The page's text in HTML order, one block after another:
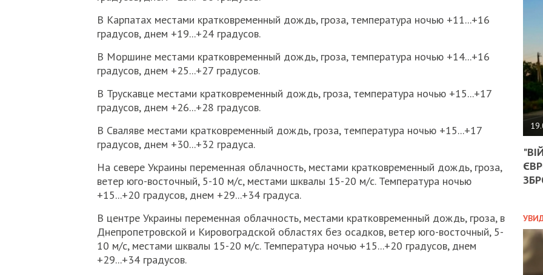
В Карпатах местами кратковременный дождь, гроза, температура ночью +11...+16
градусов, днем +19...+24 градусов.
В Моршине местами кратковременный дождь, гроза, температура ночью +14...+16
градусов, днем +25...+27 градусов.
В Трускавце местами кратковременный дождь, гроза, температура ночью +15...+17
градусов, днем +26...+28 градусов.
В Сваляве местами кратковременный дождь, гроза, температура ночью +15...+17
градусов, днем +30...+32 градуса.
На севере Украины переменная облачность, местами кратковременный дождь, гроза,
ветер юго-восточный, 5-10 м/с, местами шквалы 15-20 м/с. Температура ночью
+15...+20 градусов, днем +29...+34 градуса.
В центре Украины переменная облачность, местами кратковременный дождь, гроза, в
Днепропетровской и Кировоградской областях без осадков, ветер юго-восточный, 5-
10 м/с, местами шквалы 15-20 м/с. Температура ночью +15...+20 градусов, днем
+29...+34 градусов.
НА